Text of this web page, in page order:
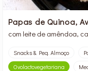
Papas de Quinoa,
com leite de amêndoa,
Snacks & Peq. Almoço
Ovolactovegetariana